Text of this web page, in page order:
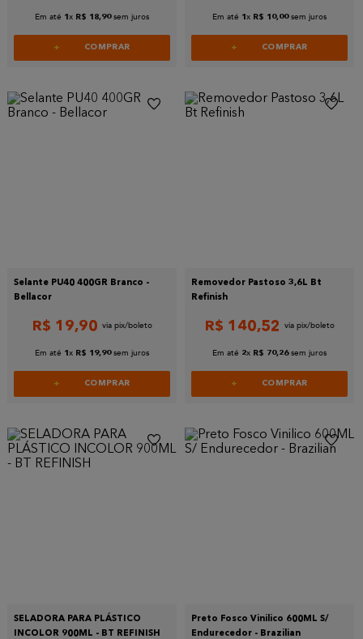
Em até 1 x R$ 18,90 sem juros
COMPRAR
Em até 1 x R$ 10,00 sem juros
COMPRAR
Selante PU40 400GR Branco -
Bellacor
R$ 19,90
Em até 1 x R$ 19,90 sem juros
COMPRAR
Removedor Pastoso 3,6L Bt
Refinish
R$ 140,52
Em até 2x R$ 70,26 sem juros
COMPRAR
SELADORA PARA PLÁSTICO
INCOLOR 900ML - BT REFINISH
Preto Fosco Vinilico 600ML S/
Endurecedor - Brazilian